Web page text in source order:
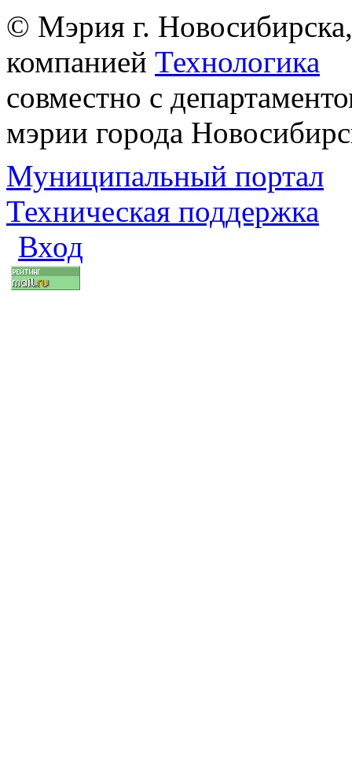
© Мэрия г.
компанией Технологика
совместно с
мэрии города
Муниципальный портал
Техническая поддержка
Вход